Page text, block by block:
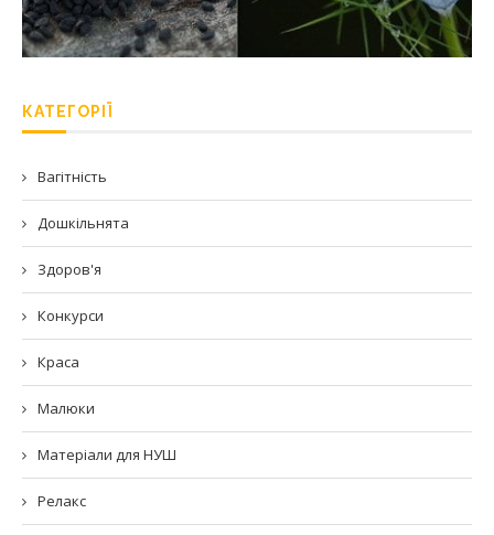
КАТЕГОРІЇ
Вагітність
Дошкільнята
Здоров'я
Конкурси
Краса
Малюки
Матеріали для НУШ
Релакс